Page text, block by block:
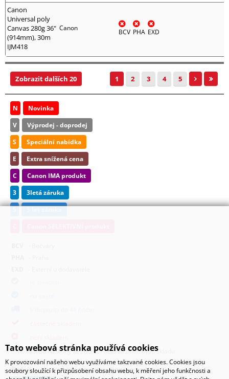
Canon
Universal poly
Canvas 280g 36"
(914mm), 30m
IJM418
Canon BCV PHA EXD
Zobrazit dalších 20 1 2 3 4 5
N
Novinka
V
Výprodej - doprodej
S
Speciální nabídka
E
Extra snížená cena
C
Canon IMA produkt
3
3letá záruka
po kliknutí na ikony se zobrazí detailní dotazovač skladu
Body/ks - bodová hodnota produktu v promoakci;
Tato webová stránka používá cookies
K provozování našeho webu využíváme takzvané cookies. Cookies jsou
soubory sloužící k přizpůsobení obsahu webu, k měření jeho funkčnosti a